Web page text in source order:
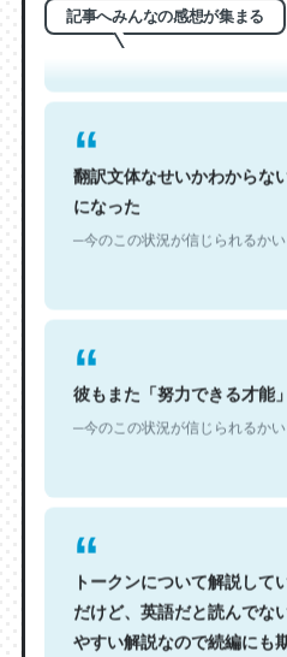
記事へみんなの感想が集まる
翻訳文体なせいかわからな
になった
─今のこの状況が信じられるかい
彼もまた「努力できる才能
─今のこの状況が信じられるかい
トークンについて解説して
だけど、英語だと読んでな
やすい解説なので続編にも
─GPTの仕組みと限界について